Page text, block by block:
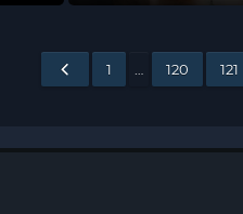
1 120 121